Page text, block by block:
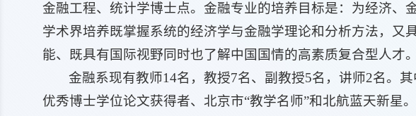
金融工程、统计学博士点。金融专业的培养目标是：为经济、
学术界培养既掌握系统的经济学与金融学理论和分析方法，又
能、既具有国际视野同时也了解中国国情的高素质复合型人才。
金融系现有教师14名，教授7名、副教授5名，讲师2名。
优秀博士学位论文获得者、北京市“教学名师”和北航蓝天新星